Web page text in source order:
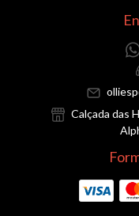
Calçada das